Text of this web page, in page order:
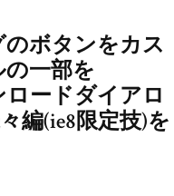
のボタンをカス
一部を
ロードダイアロ
編(ie8限定技)を